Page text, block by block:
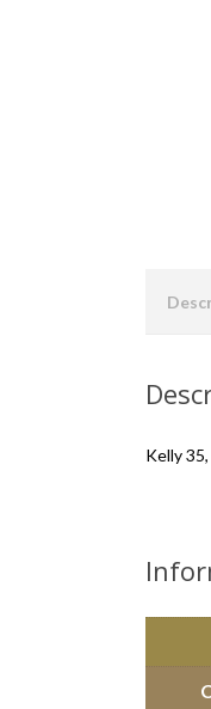
Kelly